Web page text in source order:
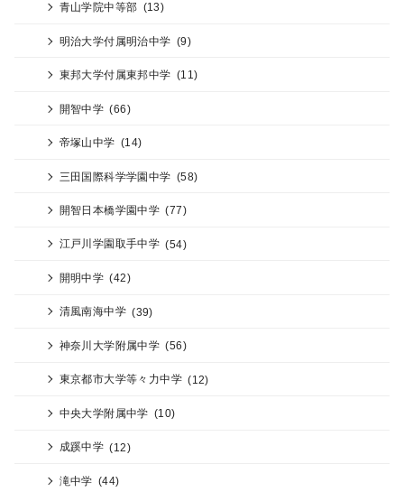
青山学院中等部 (13)
明治大学付属明治中学 (9)
東邦大学付属東邦中学 (11)
開智中学 (66)
帝塚山中学 (14)
三田国際科学学園中学 (58)
開智日本橋学園中学 (77)
江戸川学園取手中学 (54)
開明中学 (42)
清風南海中学 (39)
神奈川大学附属中学 (56)
東京都市大学等々力中学 (12)
中央大学附属中学 (10)
成蹊中学 (12)
滝中学 (44)